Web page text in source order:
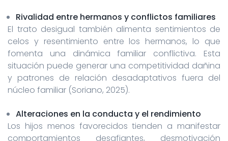
Rivalidad entre hermanos y conflictos familiares
El trato desigual también alimenta sentimientos de
celos y resentimiento entre los hermanos, lo que
fomenta una dinámica familiar conflictiva. Esta
situación puede generar una competitividad dañina
y patrones de relación desadaptativos fuera del
núcleo familiar (Soriano, 2025).
Alteraciones en la conducta y el rendimiento
Los hijos menos favorecidos tienden a manifestar
comportamientos desafiantes, desmotivación